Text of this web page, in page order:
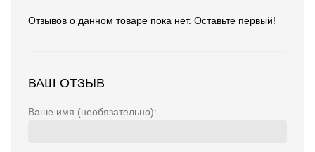
Отзывов о данном товаре пока нет. Оставьте первый!
ВАШ ОТЗЫВ
Ваше имя (необязательно):